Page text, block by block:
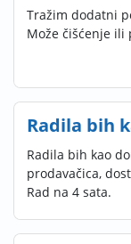
Tražim dodatni
Može čišćenje ili
Radila bih
Radila bih kao
prodavačica,
Rad na 4 sata.